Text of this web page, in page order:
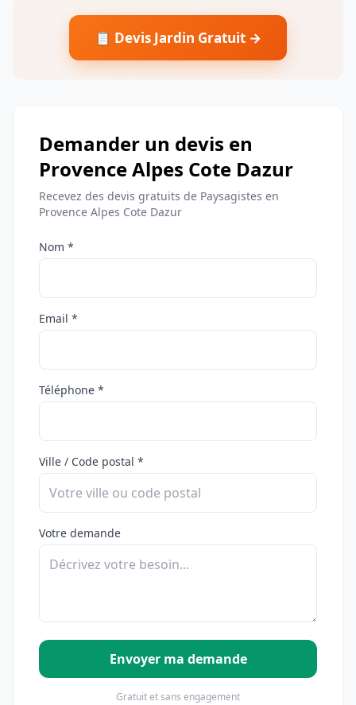
📋 Devis Jardin Gratuit →
Demander un devis en
Provence Alpes Cote Dazur
Recevez des devis gratuits de Paysagistes en
Provence Alpes Cote Dazur
Nom *
Email *
Téléphone *
Ville / Code postal *
Votre demande
Envoyer ma demande
Gratuit et sans engagement